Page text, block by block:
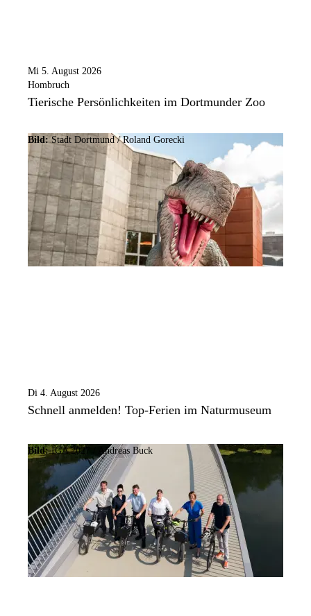
Mi 5. August 2026
Hombruch
Tierische Persönlichkeiten im Dortmunder Zoo
Bild:Stadt Dortmund / Roland Gorecki
Di 4. August 2026
Schnell anmelden! Top-Ferien im Naturmuseum
Bild: IGA 2027 / Andreas Buck